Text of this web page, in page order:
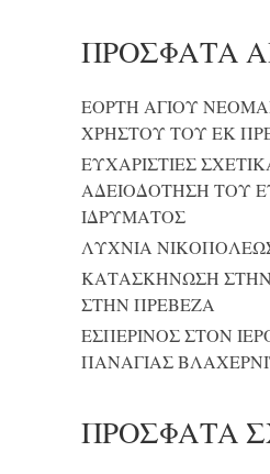
ΠΡΌΣΦΑΤΑ
ΕΟΡΤΗ ΑΓΙΟΥ
ΧΡΗΣΤΟΥ ΤΟΥ ΕΚ
ΕΥΧΑΡΙΣΤΙΕΣ
ΑΔΕΙΟΔΟΤΗΣΗ ΤΟΥ
ΙΔΡΥΜΑΤΟΣ
ΛΥΧΝΙΑ
ΚΑΤΑΣΚΗΝΩΣΗ ΣΤΗΝ
ΣΤΗΝ ΠΡΕΒΕΖΑ
ΕΣΠΕΡΙΝΟΣ ΣΤΟΝ
ΠΑΝΑΓΙΑΣ
ΠΡΌΣΦΑΤΑ